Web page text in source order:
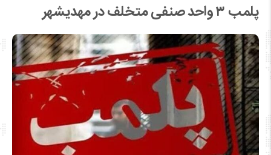
پلمب ۳ واحد صنفی متخلف در مهدیشهر